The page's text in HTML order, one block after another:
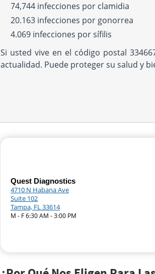
74,744 infecciones por clamidia
20.163 infecciones por gonorrea
4.069 infecciones por sífilis
Si usted vive en el código postal
actualidad. Puede proteger su salud y
Quest Diagnostics
4710 N Habana Ave
Suite 102
Tampa, FL 33614
M - F 6:30 AM - 3:00 PM